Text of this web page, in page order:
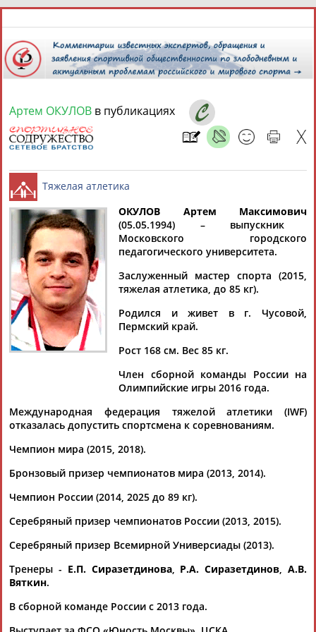
7 августа 2026 года,19:03
1персона
Артем
ОКУЛОВ
Ваш запрос: "Артем Окулов"
Документы 1-10 из 25 найденных уникальных документов
Чемпионат Европы по тяжелой атлетике стартует в Грузии
...86 кг), Зулфат Гараев (до 71 кг), Геворг Серобян (до 79 кг),
Артем Окулови Рамзан Джанхотов (оба - до 88 кг), Михаил...
Информационное агентство СТАДИОН
19.04.2026
Георгий Купцов победил на чемпионате России по тяжелой
атлетике
...в других весовых категориях: мужчины, до 89 кг: 1.
(351; 155+196), 2. Рамзан Джанхотов (350;...
(Проект:Информационное агентство СТАДИОН)
Определен состав сборной России на чемпионат мира по
тяжелой атлетике
...Петров (до 73 кг), Вячеслав Яркин (до 81 кг), Роман Чепик и
Купцов...
Артем ОКУЛОВ в публикациях
Тяжелая атлетика
ОКУЛОВ Артем Максимович
(05.05.1994) – выпускник
Московского городского
педагогического университета.
Заслуженный мастер спорта (2015,
тяжелая атлетика, до 85 кг).
Родился и живет в г. Чусовой,
Пермский край.
Рост 168 см. Вес 85 кг.
Член сборной команды России на
Олимпийские игры 2016 года.
Международная федерация тяжелой атлетики (IWF)
отказалась допустить спортсмена к соревнованиям.
Чемпион мира (2015, 2018).
Бронзовый призер чемпионатов мира (2013, 2014).
Чемпион России (2014, 2025 до 89 кг).
Серебряный призер чемпионатов России (2013, 2015).
Серебряный призер Всемирной Универсиады (2013).
Тренеры - Е.П. Сиразетдинова, Р.А. Сиразетдинов,А.В.
Вяткин.
В сборной команде России с 2013 года.